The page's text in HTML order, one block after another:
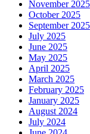
November 2025
October 2025
September 2025
July 2025
June 2025
May 2025
April 2025
March 2025
February 2025
January 2025
August 2024
July 2024